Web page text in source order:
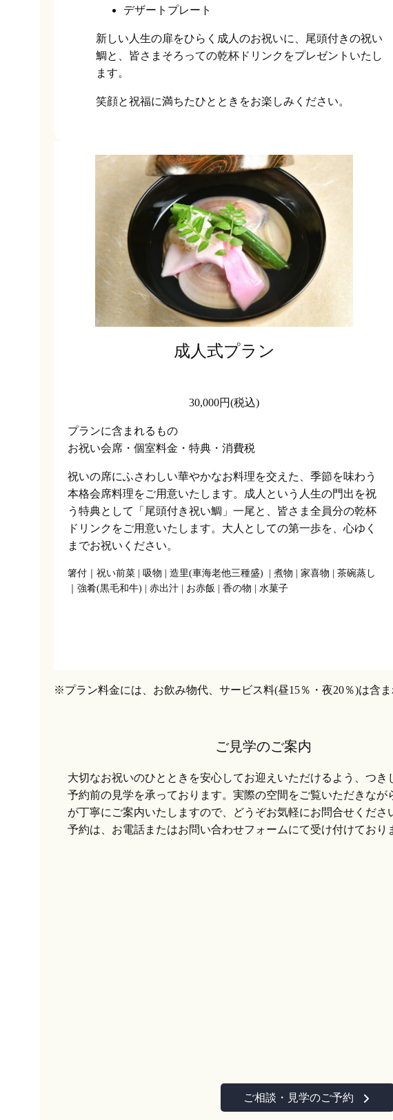
デザートプレート
新しい人生の扉をひらく成人のお祝いに、尾頭付きの祝い
鯛と、皆さまそろっての乾杯ドリンクをプレゼントいたし
ます。
笑顔と祝福に満ちたひとときをお楽しみください。
成人式プラン
30,000円(税込)
プランに含まれるもの
お祝い会席・個室料金・特典・消費税
祝いの席にふさわしい華やかなお料理を交えた、季節を味わう
本格会席料理をご用意いたします。成人という人生の門出を祝
う特典として「尾頭付き祝い鯛」一尾と、皆さま全員分の乾杯
ドリンクをご用意いたします。大人としての第一歩を、心ゆく
までお祝いください。
箸付｜祝い前菜 | 吸物 | 造里(車海老他三種盛) | 煮物 | 家喜物 | 茶碗蒸し
｜強肴(黒毛和牛) | 赤出汁 | お赤飯 | 香の物 | 水菓子
※プラン料金には、お飲み物代、サービス料(昼15％・夜20％)は含
ご見学のご案内
大切なお祝いのひとときを安心してお迎えいただけるよう、つき
予約前の見学を承っております。実際の空間をご覧いただきなが
が丁寧にご案内いたしますので、どうぞお気軽にお問合せくださ
予約は、お電話またはお問い合わせフォームにて受け付けており
ご相談・見学のご予約